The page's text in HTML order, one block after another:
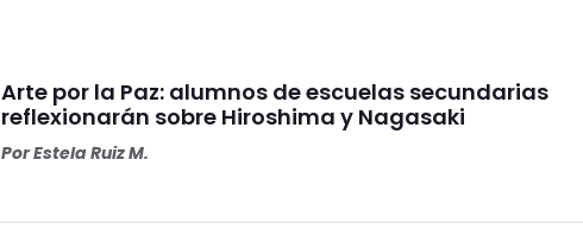
Arte por la Paz: alumnos de escuelas secundarias
reflexionarán sobre Hiroshima y Nagasaki
PorEstela Ruiz M.